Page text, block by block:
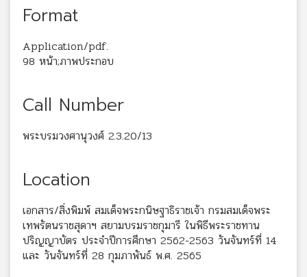
Format
Application/pdf.
98 หน้า;ภาพประกอบ
Call Number
พระบรมวงศานุวงศ์ 2.3.20/13
Location
เอกสาร/สิ่งพิมพ์ สมเด็จพระกนิษฐาธิราชเจ้า กรมสมเด็จพระ
เทพรัตนราชสุดาฯ สยามบรมราชกุมารี ในพิธีพระราชทาน
ปริญญาบัตร ประจำปีการศึกษา 2562-2563 วันจันทร์ที่ 14
และ วันจันทร์ที่ 28 กุมภาพันธ์ พ.ศ. 2565